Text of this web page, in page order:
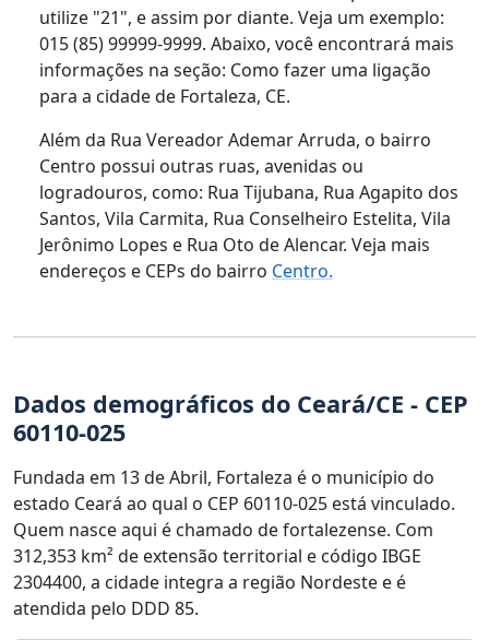
utilize "21", e assim por diante. Veja um exemplo:
015 (85) 99999-9999. Abaixo, você encontrará mais
informações na seção: Como fazer uma ligação
para a cidade de Fortaleza, CE.
Além da Rua Vereador Ademar Arruda, o bairro
Centro possui outras ruas, avenidas ou
logradouros, como: Rua Tijubana, Rua Agapito dos
Santos, Vila Carmita, Rua Conselheiro Estelita, Vila
Jerônimo Lopes e Rua Oto de Alencar. Veja mais
endereços e CEPs do bairro Centro.
Dados demográficos do Ceará/CE - CEP
60110-025
Fundada em 13 de Abril, Fortaleza é o município do
estado Ceará ao qual o CEP 60110-025 está vinculado.
Quem nasce aqui é chamado de fortalezense. Com
312,353 km² de extensão territorial e código IBGE
2304400, a cidade integra a região Nordeste e é
atendida pelo DDD 85.